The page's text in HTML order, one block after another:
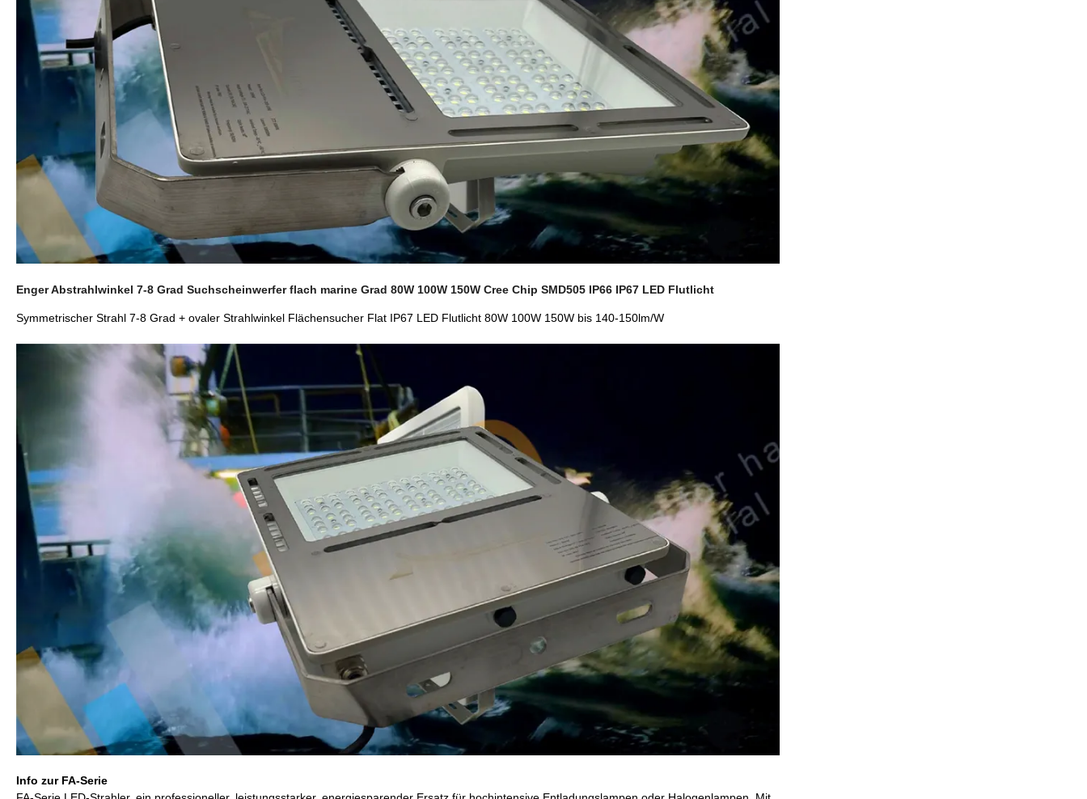
Enger Abstrahlwinkel 7-8 Grad Suchscheinwerfer flach marine Grad 80W 100W 150W Cree Chip SMD505 IP66 IP67 LED Flutlicht
Symmetrischer Strahl 7-8 Grad + ovaler Strahlwinkel Flächensucher Flat IP67 LED Flutlicht 80W 100W 150W bis 140-150lm/W
Info zur FA-Serie